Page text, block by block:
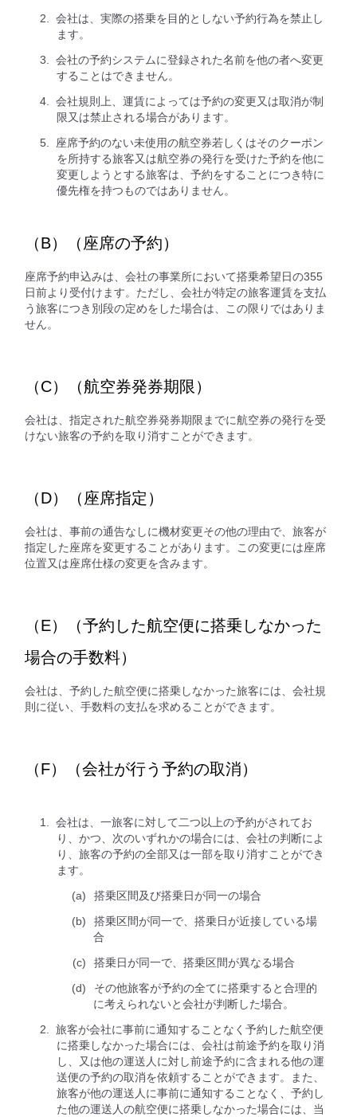
会社は、実際の搭乗を目的としない予約行為を禁止し
ます。
会社の予約システムに登録された名前を他の者へ変更
することはできません。
会社規則上、運賃によっては予約の変更又は取消が制
限又は禁止される場合があります。
座席予約のない未使用の航空券若しくはそのクーポン
を所持する旅客又は航空券の発行を受けた予約を他に
変更しようとする旅客は、予約をすることにつき特に
優先権を持つものではありません。
（B）（座席の予約）
座席予約申込みは、会社の事業所において搭乗希望日の355
日前より受付けます。ただし、会社が特定の旅客運賃を支払
う旅客につき別段の定めをした場合は、この限りではありま
せん。
（C）（航空券発券期限）
会社は、指定された航空券発券期限までに航空券の発行を受
けない旅客の予約を取り消すことができます。
（D）（座席指定）
会社は、事前の通告なしに機材変更その他の理由で、旅客が
指定した座席を変更することがあります。この変更には座席
位置又は座席仕様の変更を含みます。
（E）（予約した航空便に搭乗しなかった
場合の手数料）
会社は、予約した航空便に搭乗しなかった旅客には、会社規
則に従い、手数料の支払を求めることができます。
（F）（会社が行う予約の取消）
会社は、一旅客に対して二つ以上の予約がされてお
り、かつ、次のいずれかの場合には、会社の判断によ
り、旅客の予約の全部又は一部を取り消すことができ
ます。
搭乗区間及び搭乗日が同一の場合
搭乗区間が同一で、搭乗日が近接している場
合
搭乗日が同一で、搭乗区間が異なる場合
その他旅客が予約の全てに搭乗すると合理的
に考えられないと会社が判断した場合。
旅客が会社に事前に通知することなく予約した航空便
に搭乗しなかった場合には、会社は前途予約を取り消
し、又は他の運送人に対し前途予約に含まれる他の運
送便の予約の取消を依頼することができます。また、
旅客が他の運送人に事前に通知することなく、予約し
た他の運送人の航空便に搭乗しなかった場合には、当